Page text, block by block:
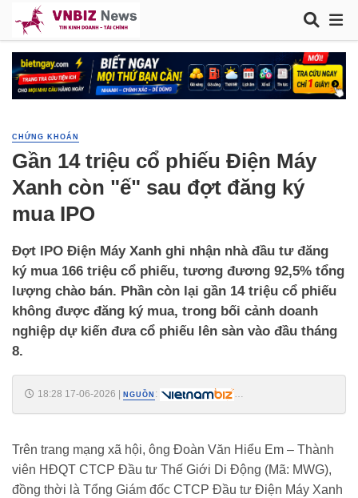
CHỨNG KHOÁN
Gần 14 triệu cổ phiếu Điện Máy
Xanh còn "ế" sau đợt đăng ký
mua IPO
Đợt IPO Điện Máy Xanh ghi nhận nhà đầu tư đăng
ký mua 166 triệu cổ phiếu, tương đương 92,5% tổng
lượng chào bán. Phần còn lại gần 14 triệu cổ phiếu
không được đăng ký mua, trong bối cảnh doanh
nghiệp dự kiến đưa cổ phiếu lên sàn vào đầu tháng
8.
18:28 17-06-2026 NGUỒN :
Trên trang mạng xã hội, ông Đoàn Văn Hiểu Em – Thành
viên HĐQT CTCP Đầu tư Thế Giới Di Động (Mã: MWG),
đồng thời là Tổng Giám đốc CTCP Đầu tư Điện Máy Xanh